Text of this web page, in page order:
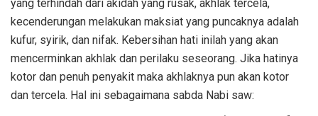
yang terhindah dari akidah yang rusak, akhlak tercela,
kecenderungan melakukan maksiat yang puncaknya adalah
kufur, syirik, dan nifak. Kebersihan hati inilah yang akan
mencerminkan akhlak dan perilaku seseorang. Jika hatinya
kotor dan penuh penyakit maka akhlaknya pun akan kotor
dan tercela. Hal ini sebagaimana sabda Nabi saw: